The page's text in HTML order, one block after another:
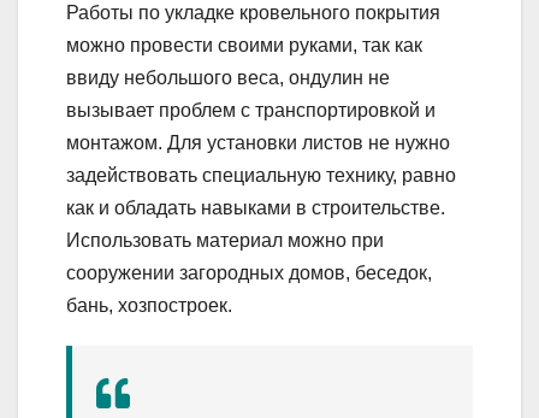
Работы по укладке кровельного покрытия
можно провести своими руками, так как
ввиду небольшого веса, ондулин не
вызывает проблем с транспортировкой и
монтажом. Для установки листов не нужно
задействовать специальную технику, равно
как и обладать навыками в строительстве.
Использовать материал можно при
сооружении загородных домов, беседок,
бань, хозпостроек.